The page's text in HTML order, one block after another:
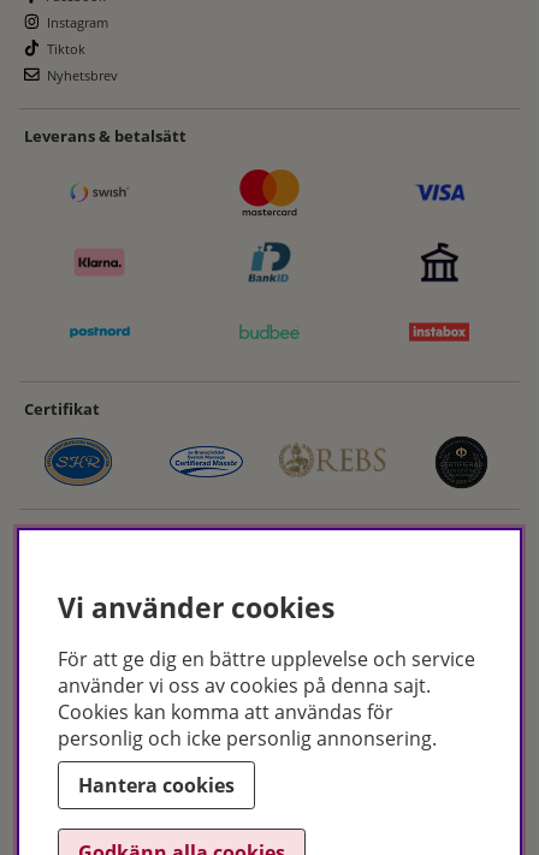
Instagram
Tiktok
Nyhetsbrev
Leverans & betalsätt
Certifikat
Hudoteket erbjuder ett noga utvalt sortiment inom hudvård, hårvård och
makeup – både online och i butik. Med över 50 års erfarenhet och
utbildade hudterapeuter hjälper vi dig att hitta rätt produkter och
behandlingar för just dina behov. Handla enkelt på hudoteket.se eller
besök oss i Jönköping och Malmö.
Copyright © Hudoteket 2025
Vi använder cookies
För att ge dig en bättre upplevelse och service
använder vi oss av cookies på denna sajt.
Cookies kan komma att användas för
personlig och icke personlig annonsering.
Hantera cookies